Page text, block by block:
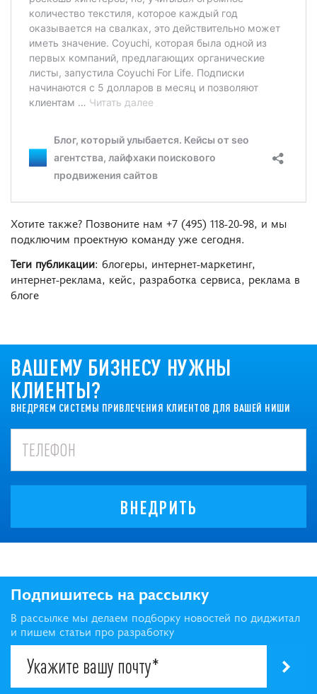
Хотите также? Позвоните нам +7 (495) 118-20-98, и мы
подключим проектную команду уже сегодня.
Теги публикации: блогеры, интернет-маркетинг,
интернет-реклама, кейс, разработка сервиса, реклама в
блоге
ВАШЕМУ БИЗНЕСУ НУЖНЫ
КЛИЕНТЫ?
ВНЕДРЯЕМ СИСТЕМЫ ПРИВЛЕЧЕНИЯ КЛИЕНТОВ ДЛЯ ВАШЕЙ НИШИ
ВНЕДРИТЬ
Подпишитесь на рассылку
В рассылке мы делаем подборку новостей по диджитал
и пишем статьи про разработку